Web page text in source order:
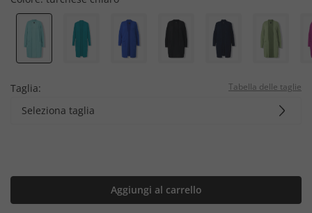
Taglia: Tabella delle taglie
Seleziona taglia
Aggiungi al carrello